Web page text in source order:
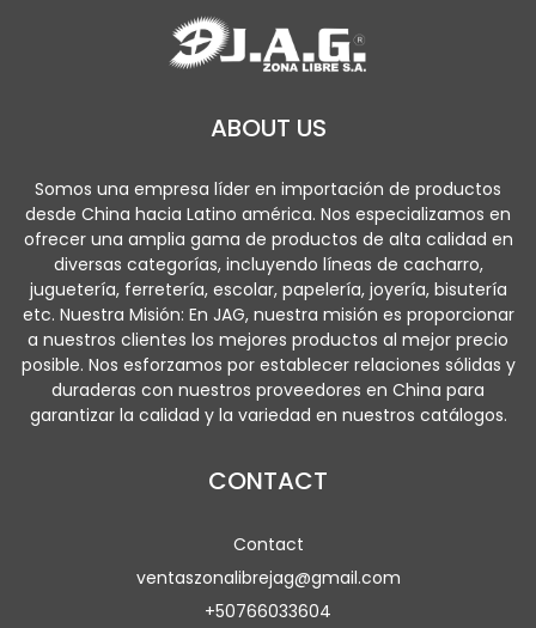
ABOUT US
Somos una empresa líder en importación de productos
desde China hacia Latino américa. Nos especializamos en
ofrecer una amplia gama de productos de alta calidad en
diversas categorías, incluyendo líneas de cacharro,
juguetería, ferretería, escolar, papelería, joyería, bisutería
etc. Nuestra Misión: En JAG, nuestra misión es proporcionar
a nuestros clientes los mejores productos al mejor precio
posible. Nos esforzamos por establecer relaciones sólidas y
duraderas con nuestros proveedores en China para
garantizar la calidad y la variedad en nuestros catálogos.
CONTACT
Contact
ventaszonalibrejag@gmail.com
+50766033604